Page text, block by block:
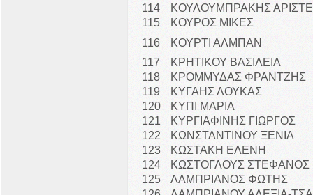
114
ΚΟΥΛΟΥΜΠΡΑΚΗΣ
115
ΚΟΥΡΟΣ ΜΙΚΕΣ
116
ΚΟΥΡΤΙ ΑΛΜΠΑΝ
117
ΚΡΗΤΙΚΟΥ ΒΑΣΙΛΕΙΑ
118
ΚΡΟΜΜΥΔΑΣ ΦΡΑΝΤΖΗΣ
119
ΚΥΓΑΗΣ ΛΟΥΚΑΣ
120
ΚΥΠΙ ΜΑΡΙΑ
121
ΚΥΡΓΙΑΦΙΝΗΣ ΓΙΩΡΓΟΣ
122
ΚΩΝΣΤΑΝΤΙΝΟΥ ΞΕΝΙΑ
123
ΚΩΣΤΑΚΗ ΕΛΕΝΗ
124
ΚΩΣΤΟΓΛΟΥΣ ΣΤΕΦΑΝΟΣ
125
ΛΑΜΠΡΙΑΝΟΣ ΦΩΤΗΣ